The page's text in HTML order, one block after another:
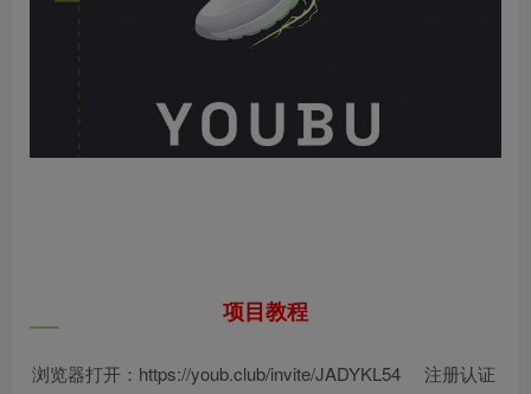
项目教程
浏览器打开：https://youb.club/invite/JADYKL54 注册认证